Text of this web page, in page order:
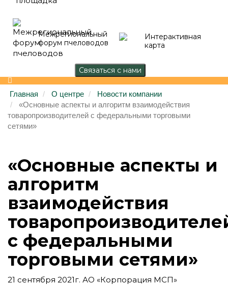
Межрегиональный
форум пчеловодов
Интерактивная
карта
Главная О центре
Новости компании
«Основные аспекты и алгоритм взаимодействия
товаропроизводителей с федеральными торговыми
сетями»
«Основные аспекты и
алгоритм
взаимодействия
с федеральными
торговыми сетями»
21 сентября 2021г. АО «Корпорация МСП»